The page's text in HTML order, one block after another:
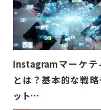
マーケコラム
お問い合
Instagramマーケテ
とは？基本的な戦略
ット…